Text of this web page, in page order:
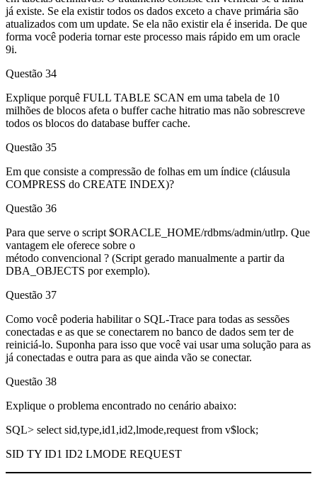
já existe. Se ela existir todos os dados exceto a chave primária são
atualizados com um update. Se ela não existir ela é inserida. De que
forma você poderia tornar este processo mais rápido em um oracle
9i.
Questão 34
Explique porquê FULL TABLE SCAN em uma tabela de 10
milhões de blocos afeta o buffer cache hitratio mas não sobrescreve
todos os blocos do database buffer cache.
Questão 35
Em que consiste a compressão de folhas em um índice (cláusula
COMPRESS do CREATE INDEX)?
Questão 36
Para que serve o script $ORACLE_HOME/rdbms/admin/utlrp. Que
vantagem ele oferece sobre o
método convencional ? (Script gerado manualmente a partir da
DBA_OBJECTS por exemplo).
Questão 37
Como você poderia habilitar o SQL-Trace para todas as sessões
conectadas e as que se conectarem no banco de dados sem ter de
reiniciá-lo. Suponha para isso que você vai usar uma solução para as
já conectadas e outra para as que ainda vão se conectar.
Questão 38
Explique o problema encontrado no cenário abaixo:
SQL> select sid,type,id1,id2,lmode,request from v$lock;
SID TY ID1 ID2 LMODE REQUEST